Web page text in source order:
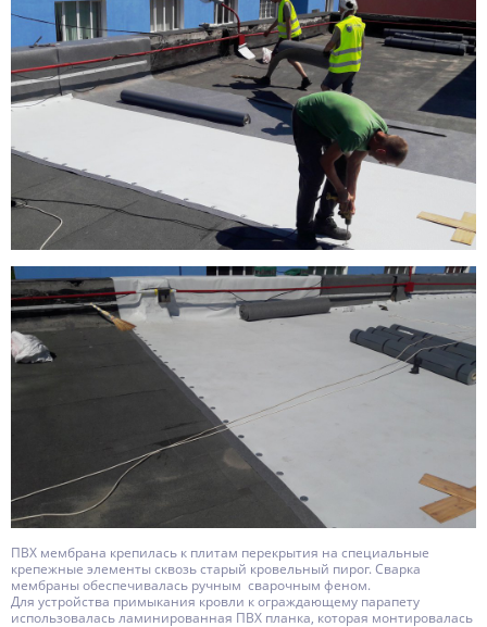
ПВХ мембрана крепилась к плитам перекрытия на специальные
крепежные элементы сквозь старый кровельный пирог. Сварка
мембраны обеспечивалась ручным сварочным феном.
Для устройства примыкания кровли к ограждающему парапету
использовалась ламинированная ПВХ планка, которая монтировалась